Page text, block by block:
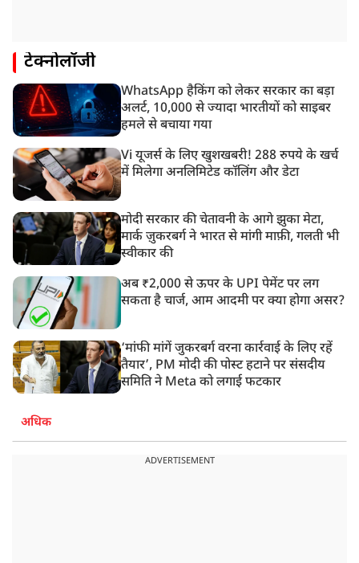
टेक्नोलॉजी
WhatsApp हैकिंग को लेकर सरकार का बड़ा
अलर्ट, 10,000 से ज्यादा भारतीयों को साइबर
हमले से बचाया गया
Vi यूजर्स के लिए खुशखबरी! 288 रुपये के खर्च
में मिलेगा अनलिमिटेड कॉलिंग और डेटा
मोदी सरकार की चेतावनी के आगे झुका मेटा,
मार्क ज़ुकरबर्ग ने भारत से मांगी माफ़ी, गलती भी
स्वीकार की
अब ₹2,000 से ऊपर के UPI पेमेंट पर लग
सकता है चार्ज, आम आदमी पर क्या होगा असर?
‘मांफी मांगें जुकरबर्ग वरना कार्रवाई के लिए रहें
तैयार’, PM मोदी की पोस्ट हटाने पर संसदीय
समिति ने Meta को लगाई फटकार
अधिक
ADVERTISEMENT